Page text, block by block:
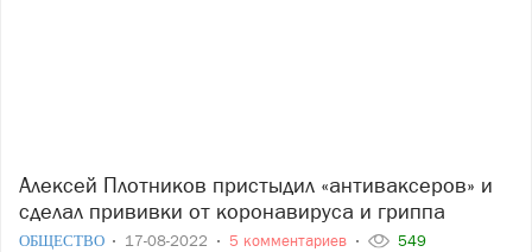
Алексей Плотников пристыдил «антиваксеров» и
сделал прививки от коронавируса и гриппа
ОБЩЕСТВО 17-08-2022 5 комментариев
549